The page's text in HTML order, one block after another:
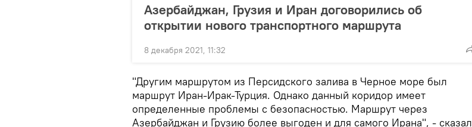
Азербайджан, Грузия и Иран договорились об
открытии нового транспортного маршрута
8 декабря 2021, 11:32
"Другим маршрутом из Персидского залива в Черное море был
маршрут Иран-Ирак-Турция. Однако данный коридор имеет
определенные проблемы с безопасностью. Маршрут через
Азербайджан и Грузию более выгоден и для самого Ирана", - сказал